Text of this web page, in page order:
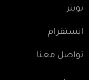
تويتر
انستقرام
تواصل معنا